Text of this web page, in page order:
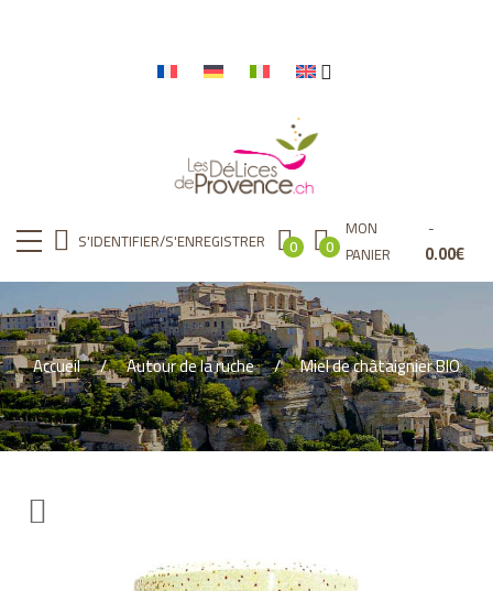
S'IDENTIFIER/S'ENREGISTRER 0 0
MON
PANIER
0.00€
Accueil Autour de la ruche Miel de châtaignier BIO